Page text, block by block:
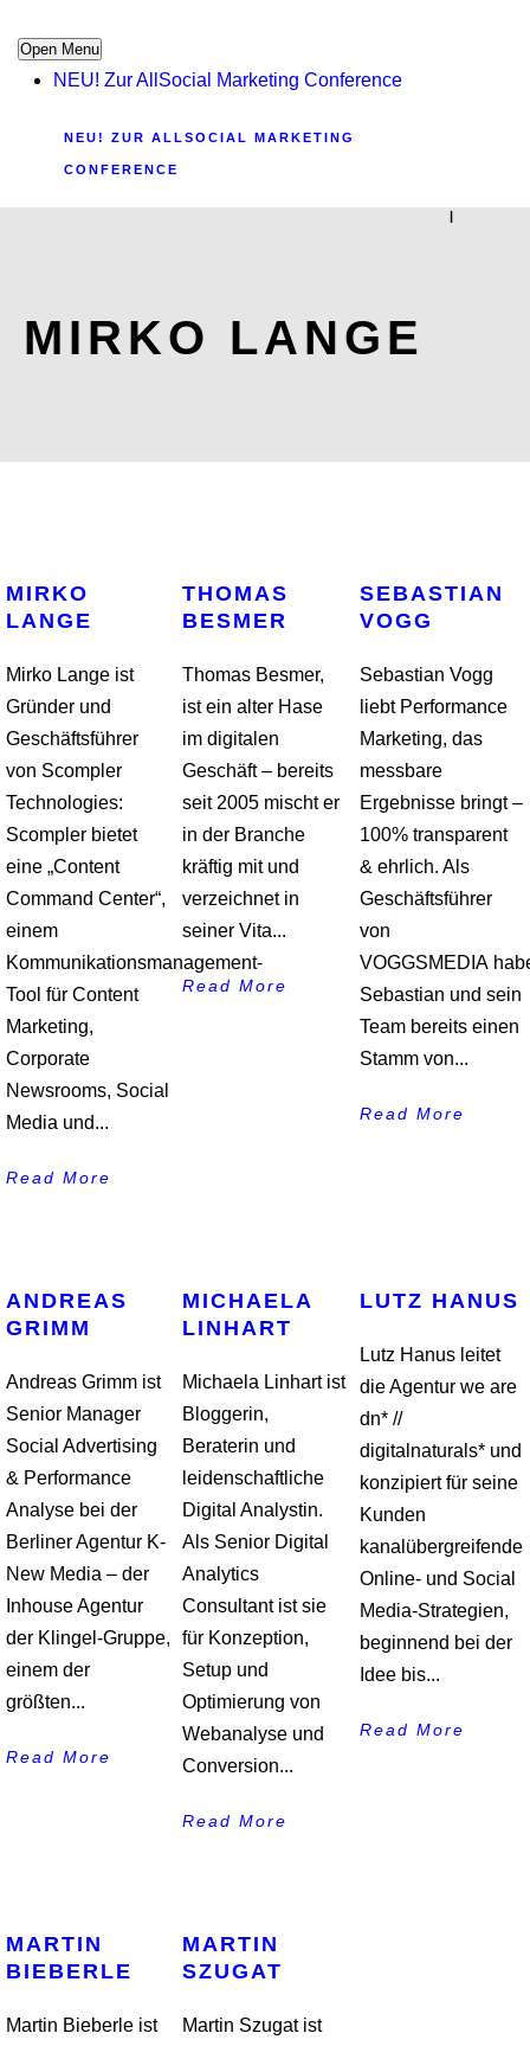
Open Menu
NEU! Zur AllSocial Marketing Conference
NEU! ZUR ALLSOCIAL MARKETING
CONFERENCE
|
MIRKO LANGE
MIRKO
LANGE
Mirko Lange ist
Gründer und
Geschäftsführer
von Scompler
Technologies:
Scompler bietet
eine „Content
Command Center“,
einem
Kommunikationsmanagement-
Tool für Content
Marketing,
Corporate
Newsrooms, Social
Media und...
Read More
THOMAS
BESMER
Thomas Besmer,
ist ein alter Hase
im digitalen
Geschäft – bereits
seit 2005 mischt er
in der Branche
kräftig mit und
verzeichnet in
seiner Vita...
Read More
SEBASTIAN
VOGG
Sebastian Vogg
liebt Performance
Marketing, das
messbare
Ergebnisse bringt –
100% transparent
& ehrlich. Als
Geschäftsführer
von
VOGGSMEDIA
Sebastian und sein
Team bereits einen
Stamm von...
Read More
ANDREAS
GRIMM
Andreas Grimm ist
Senior Manager
Social Advertising
& Performance
Analyse bei der
Berliner Agentur K-
New Media – der
Inhouse Agentur
der Klingel-Gruppe,
einem der
größten...
Read More
MICHAELA
LINHART
Michaela Linhart ist
Bloggerin,
Beraterin und
leidenschaftliche
Digital Analystin.
Als Senior Digital
Analytics
Consultant ist sie
für Konzeption,
Setup und
Optimierung von
Webanalyse und
Conversion...
Read More
LUTZ HANUS
Lutz Hanus leitet
die Agentur we are
dn* //
digitalnaturals* und
konzipiert für seine
Kunden
kanalübergreifende
Online- und Social
Media-Strategien,
beginnend bei der
Idee bis...
Read More
MARTIN
BIEBERLE
Martin Bieberle ist
MARTIN
SZUGAT
Martin Szugat ist